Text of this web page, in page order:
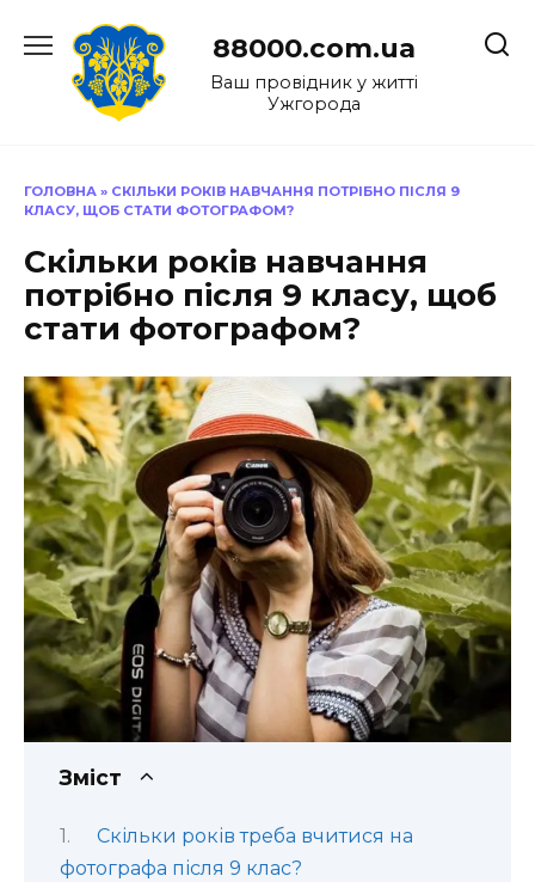
до
88000.com.ua
Ваш провідник у житті
Ужгорода
ГОЛОВНА » СКІЛЬКИ РОКІВ НАВЧАННЯ ПОТРІБНО ПІСЛЯ 9
КЛАСУ, ЩОБ СТАТИ ФОТОГРАФОМ?
Скільки років навчання
потрібно після 9 класу, щоб
стати фотографом?
Зміст
Скільки років треба вчитися на
фотографа після 9 клас?